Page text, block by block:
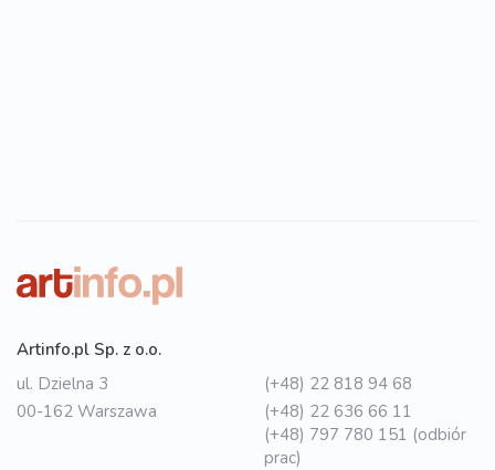
Artinfo.pl Sp. z o.o.
ul. Dzielna 3
00-162 Warszawa
(+48) 22 818 94 68
(+48) 22 636 66 11
(+48) 797 780 151 (odbiór
prac)